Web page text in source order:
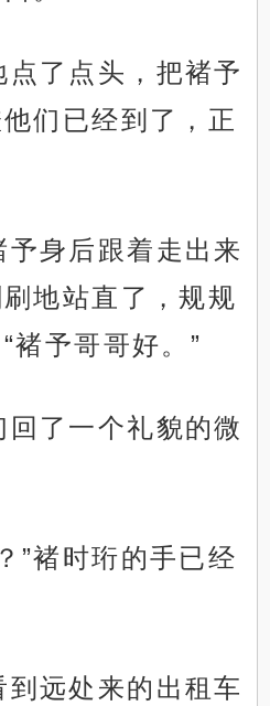
了点头，把褚予
们已经到了，正
予身后跟着走出来
地站直了，规规
褚予哥哥好。”
了一个礼貌的微
”褚时珩的手已经
远处来的出租车